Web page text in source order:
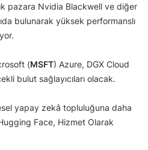
pazara Nvidia Blackwell ve diğer
bulunarak yüksek performanslı
(MSFT) Azure, DGX Cloud
bulut sağlayıcıları olacak.
yapay zekâ topluluğuna daha
Face, Hizmet Olarak